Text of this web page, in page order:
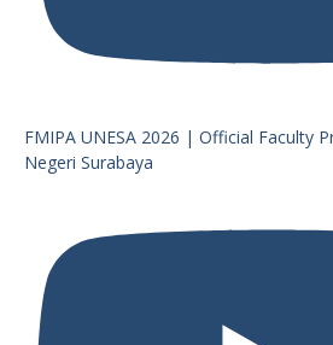
FMIPA UNESA 2026 | Official Faculty
Negeri Surabaya